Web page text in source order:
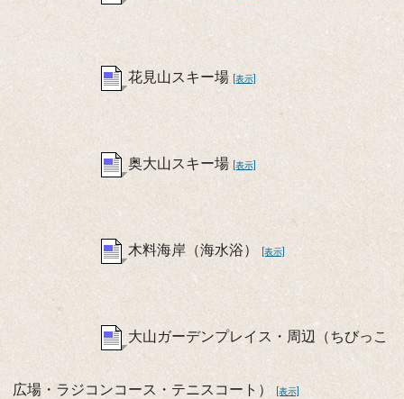
花見山スキー場 [表示]
奥大山スキー場 [表示]
木料海岸（海水浴） [表示]
大山ガーデンプレイス・周辺（ちびっこ
広場・ラジコンコース・テニスコート） [表示]